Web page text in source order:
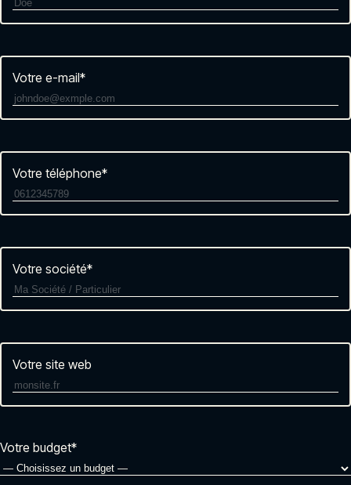
Votre e-mail*
Votre téléphone*
Votre société*
Votre site web
Votre budget*